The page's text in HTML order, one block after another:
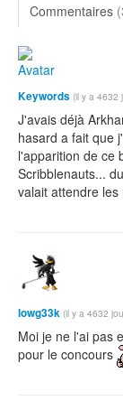
Commentaires
Keywords (il y a 4632
J'avais déjà
hasard a fait que
l'apparition de ce
Scribblenauts...
valait attendre
lowg33k (il y a 4632
Moi je ne l'ai pas
pour le concours